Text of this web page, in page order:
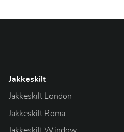
Jakkeskilt
Jakkeskilt London
Jakkeskilt Roma